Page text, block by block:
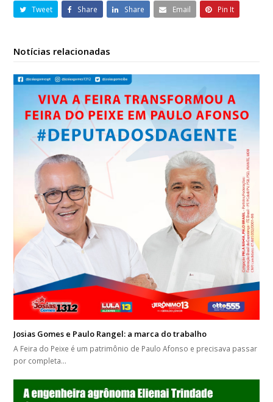
Tweet Share Share Email Pin It
Notícias relacionadas
Josias Gomes e Paulo Rangel: a marca do trabalho
A Feira do Peixe é um patrimônio de Paulo Afonso e precisava passar
por completa…